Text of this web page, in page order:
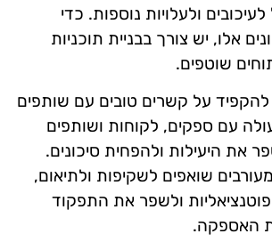
ולעלויות נוספות. כדי
אלו, יש צורך בבניית תוכניות
שוטפים.
על קשרים טובים עם שותפים
עם ספקים, לקוחות ושותפים
את היעילות ולהפחית סיכונים.
שואפים לשקיפות ולתיאום,
פוטנציאליות ולשפר את התפקוד
האספקה.